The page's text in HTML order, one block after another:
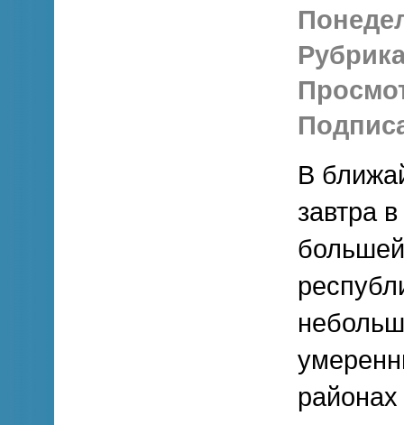
В
завтра